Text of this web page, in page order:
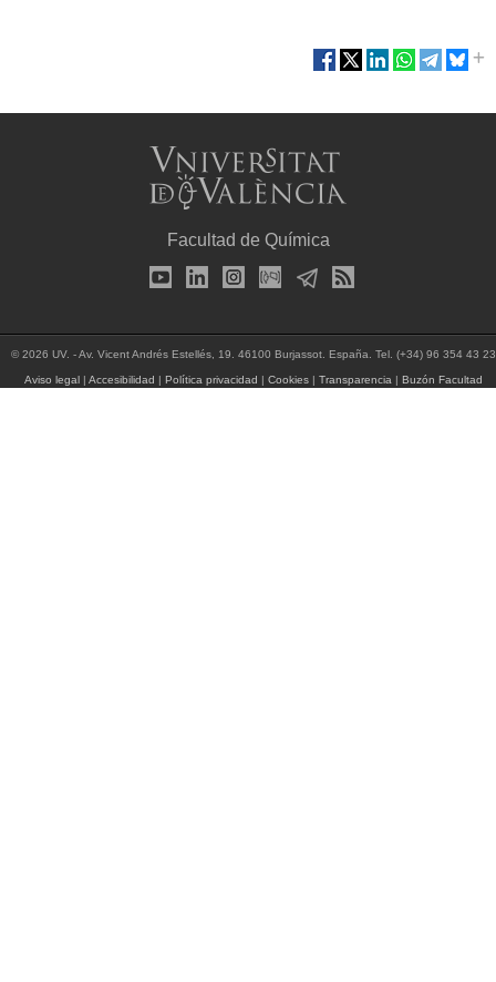
Facultad de Química
© 2026 UV. - Av. Vicent Andrés Estellés, 19. 46100 Burjassot. España. Tel. (+34) 96 354 43 23
Aviso legal| Accesibilidad | Política privacidad | Cookies| Transparencia| Buzón Facultad